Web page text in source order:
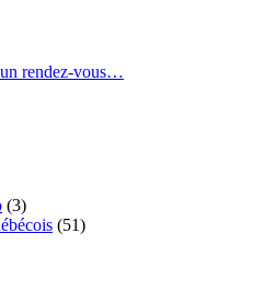
rendez-vous…
(3)
(51)